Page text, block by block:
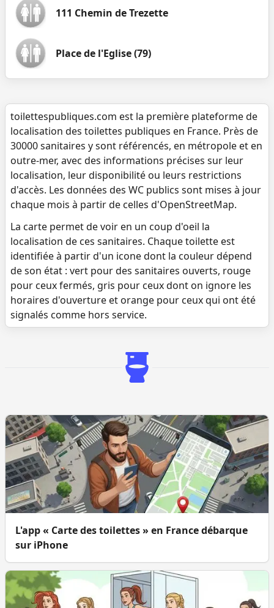
111 Chemin de Trezette
Place de l'Eglise (79)
toilettespubliques.com est la première plateforme de
localisation des toilettes publiques en France. Près de
30000 sanitaires y sont référencés, en métropole et en
outre-mer, avec des informations précises sur leur
localisation, leur disponibilité ou leurs restrictions
d'accès. Les données des WC publics sont mises à jour
chaque mois à partir de celles d'OpenStreetMap.
La carte permet de voir en un coup d'oeil la
localisation de ces sanitaires. Chaque toilette est
identifiée à partir d'un icone dont la couleur dépend
de son état : vert pour des sanitaires ouverts, rouge
pour ceux fermés, gris pour ceux dont on ignore les
horaires d'ouverture et orange pour ceux qui ont été
signalés comme hors service.
L'app « Carte des toilettes » en France débarque
sur iPhone